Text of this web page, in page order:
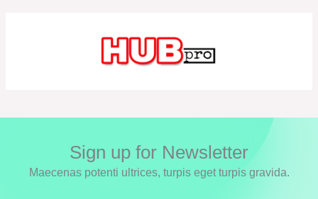
Sign up for Newsletter
Maecenas potenti ultrices, turpis eget turpis gravida.